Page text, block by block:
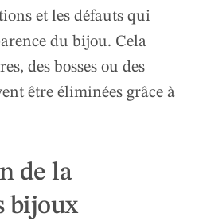
et les défauts qui
du bijou. Cela
des bosses ou des
être éliminées grâce à
de la
bijoux